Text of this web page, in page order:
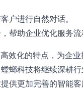
户进行自然对话。
帮助企业优化服务
效化的特点，为企
螂科技将继续深耕
供更加完善的智能